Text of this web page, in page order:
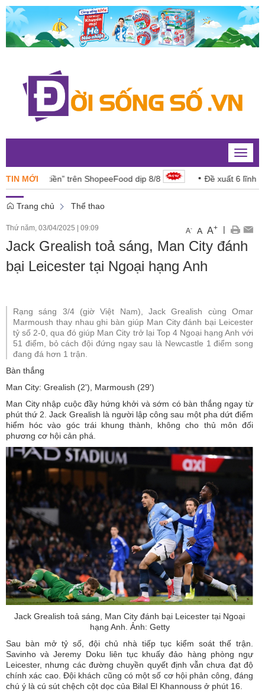
Toggle
TIN MỚItiền” trên ShopeeFood dịp 8/8 Đề xuất 6 lĩnh vực
Trang chủ Thể thao
Thứ năm, 03/04/2025 | 09:09 A- A A+ |
Jack Grealish toả sáng, Man City đánh
bại Leicester tại Ngoại hạng Anh
Rạng sáng 3/4 (giờ Việt Nam), Jack Grealish cùng Omar
Marmoush thay nhau ghi bàn giúp Man City đánh bại Leicester
tỷ số 2-0, qua đó giúp Man City trở lại Top 4 Ngoại hạng Anh với
51 điểm, bỏ cách đội đứng ngay sau là Newcastle 1 điểm song
đang đá hơn 1 trận.
Bàn thắng
Man City: Grealish (2'), Marmoush (29')
Man City nhập cuộc đầy hứng khởi và sớm có bàn thắng ngay từ
phút thứ 2. Jack Grealish là người lập công sau một pha dứt điểm
hiểm hóc vào góc trái khung thành, không cho thủ môn đối
phương cơ hội cản phá.
Jack Grealish toả sáng, Man City đánh bại Leicester tại Ngoại
hạng Anh. Ảnh: Getty
Sau bàn mở tỷ số, đội chủ nhà tiếp tục kiểm soát thế trận.
Savinho và Jeremy Doku liên tục khuấy đảo hàng phòng ngự
Leicester, nhưng các đường chuyền quyết định vẫn chưa đạt độ
chính xác cao. Đội khách cũng có một số cơ hội phản công, đáng
chú ý là cú sút chệch cột dọc của Bilal El Khannouss ở phút 16.